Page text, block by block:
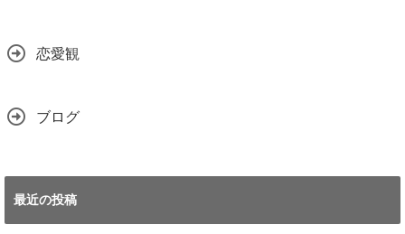
恋愛観
ブログ
最近の投稿